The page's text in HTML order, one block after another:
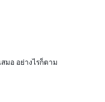
มอ อย่างไรก็ตาม